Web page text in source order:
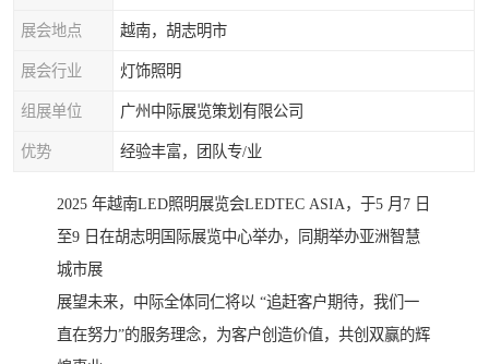
展会地点 越南，胡志明市
展会行业 灯饰照明
组展单位 广州中际展览策划有限公司
优势 经验丰富，团队专/业
2025 年越南LED照明展览会LEDTEC ASIA，于5 月7 日
至9 日在胡志明国际展览中心举办，同期举办亚洲智慧
城市展
展望未来，中际全体同仁将以 “追赶客户期待，我们一
直在努力”的服务理念，为客户创造价值，共创双赢的辉